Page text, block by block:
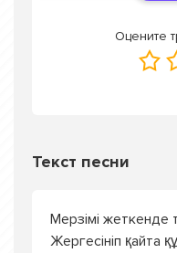
Оцените
Текст песни
Мерзімі жеткенде
Жергесініп қайта